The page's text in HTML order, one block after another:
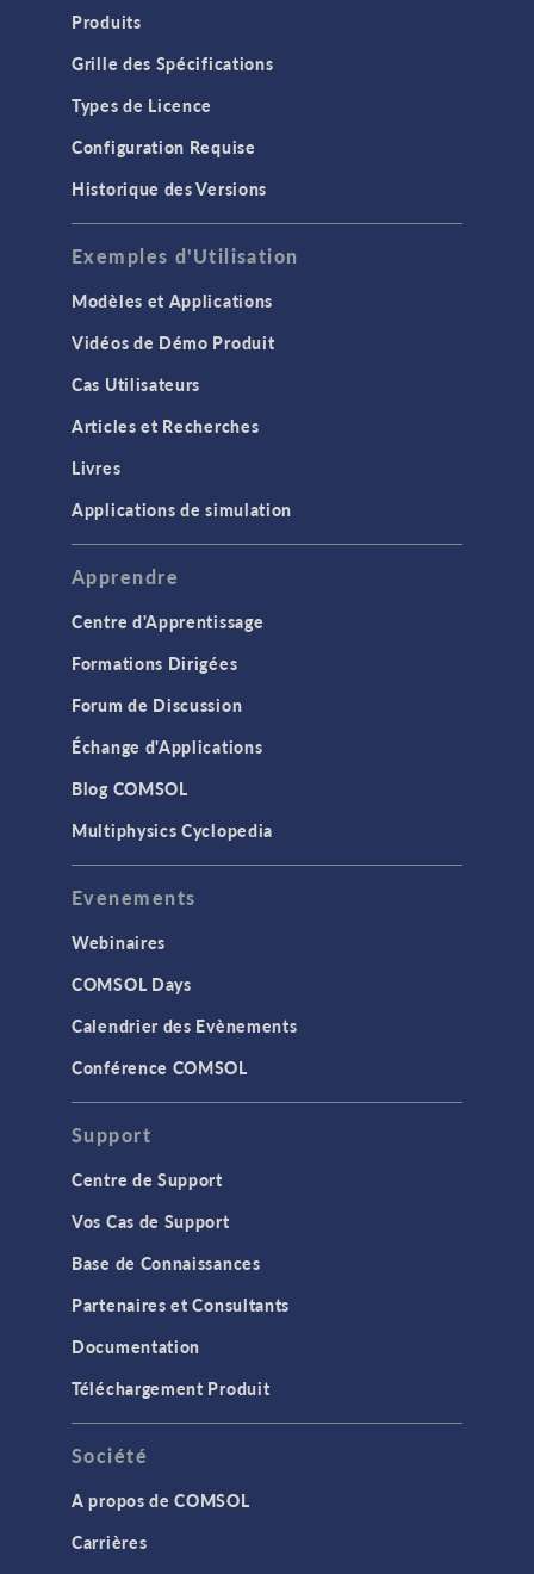
Produits
Grille des Spécifications
Types de Licence
Configuration Requise
Historique des Versions
Exemples d'Utilisation
Modèles et Applications
Vidéos de Démo Produit
Cas Utilisateurs
Articles et Recherches
Livres
Applications de simulation
Apprendre
Centre d'Apprentissage
Formations Dirigées
Forum de Discussion
Échange d'Applications
Blog COMSOL
Multiphysics Cyclopedia
Evenements
Webinaires
COMSOL Days
Calendrier des Evènements
Conférence COMSOL
Support
Centre de Support
Vos Cas de Support
Base de Connaissances
Partenaires et Consultants
Documentation
Téléchargement Produit
Société
A propos de COMSOL
Carrières